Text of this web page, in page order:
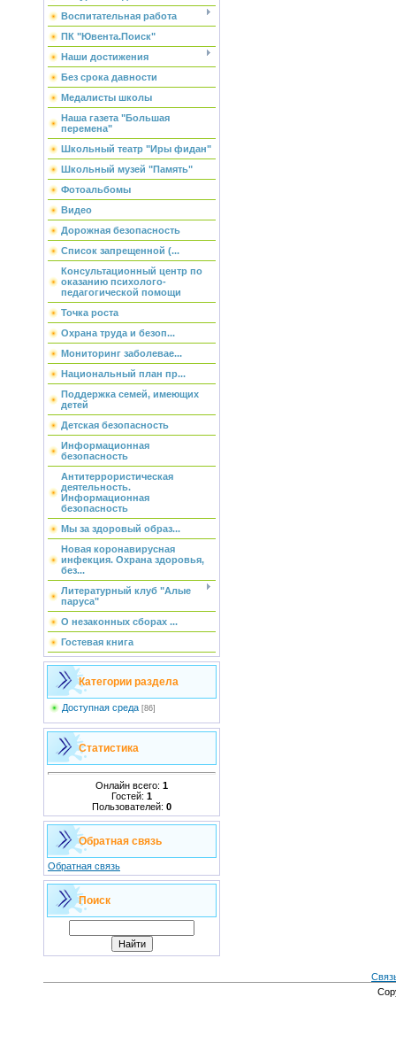
Воспитательная работа
ПК "Ювента.Поиск"
Наши достижения
Без срока давности
Медалисты школы
Наша газета "Большая
перемена"
Школьный театр "Иры фидан"
Школьный музей "Память"
Фотоальбомы
Видео
Дорожная безопасность
Список запрещенной (...
Консультационный центр по
оказанию психолого-
педагогической помощи
Точка роста
Охрана труда и безоп...
Мониторинг заболевае...
Национальный план пр...
Поддержка семей, имеющих
детей
Детская безопасность
Информационная
безопасность
Антитеррористическая
деятельность.
Информационная
безопасность
Мы за здоровый образ...
Новая коронавирусная
инфекция. Охрана здоровья,
без...
Литературный клуб "Алые
паруса"
О незаконных сборах ...
Гостевая книга
Категории раздела
Доступная среда [86]
Статистика
Онлайн всего: 1
Гостей: 1
Пользователей: 0
Обратная связь
Обратная связь
Поиск